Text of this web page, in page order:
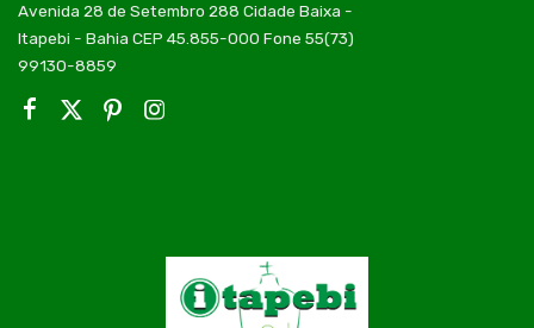
Avenida 28 de Setembro 288 Cidade Baixa -
Itapebi - Bahia CEP 45.855-000 Fone 55(73)
99130-8859